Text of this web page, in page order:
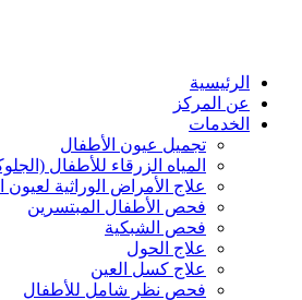
الرئيسية
عن المركز
الخدمات
تجميل عيون الأطفال
المياه الزرقاء للأطفال
⁠علاج الأمراض الوراثية لعيون
فحص الأطفال المبتسرين
فحص الشبكية
علاج الحول
علاج كسل العين
فحص نظر شامل للأطفال